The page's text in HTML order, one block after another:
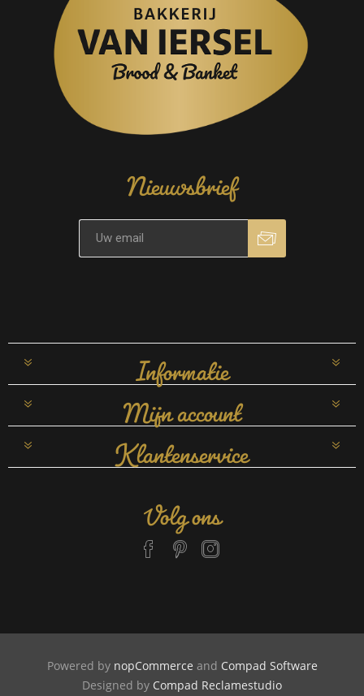
Nieuwsbrief
Informatie
Mijn account
Klantenservice
Volg ons
Powered by nopCommerce and Compad Software
Designed by Compad Reclamestudio